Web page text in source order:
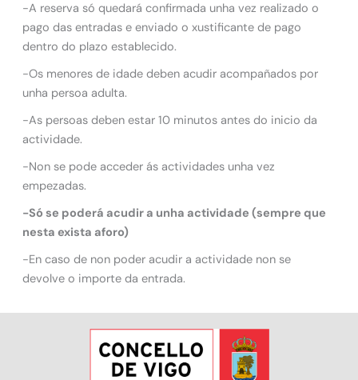
-A reserva só quedará confirmada unha vez realizado o
pago das entradas e enviado o xustificante de pago
dentro do plazo establecido.
-Os menores de idade deben acudir acompañados por
unha persoa adulta.
-As persoas deben estar 10 minutos antes do inicio da
actividade.
-Non se pode acceder ás actividades unha vez
empezadas.
-Só se poderá acudir a unha actividade (sempre que
nesta exista aforo)
-En caso de non poder acudir a actividade non se
devolve o importe da entrada.